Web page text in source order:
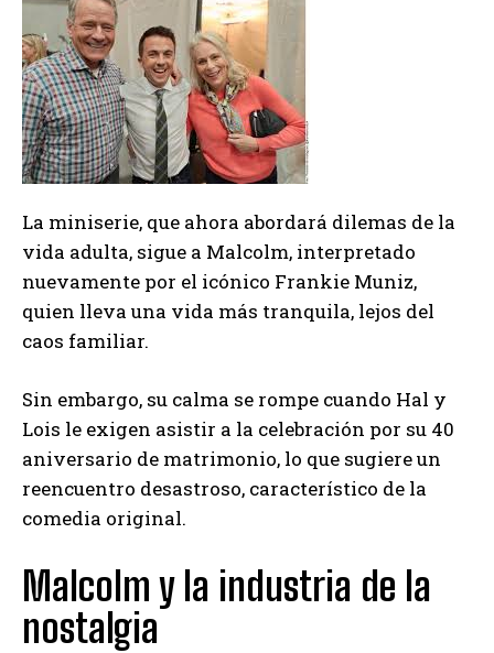
La miniserie, que ahora abordará dilemas de la
vida adulta, sigue a Malcolm, interpretado
nuevamente por el icónico Frankie Muniz,
quien lleva una vida más tranquila, lejos del
caos familiar.
Sin embargo, su calma se rompe cuando Hal y
Lois le exigen asistir a la celebración por su 40
aniversario de matrimonio, lo que sugiere un
reencuentro desastroso, característico de la
comedia original.
Malcolm y la industria de la
nostalgia